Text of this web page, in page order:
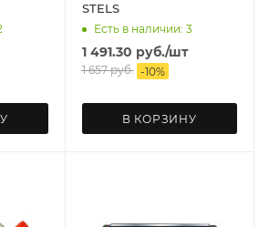
STELS
Есть в наличии: 3
1 491.30 руб./шт
1 657руб. -10%
В КОРЗИНУ